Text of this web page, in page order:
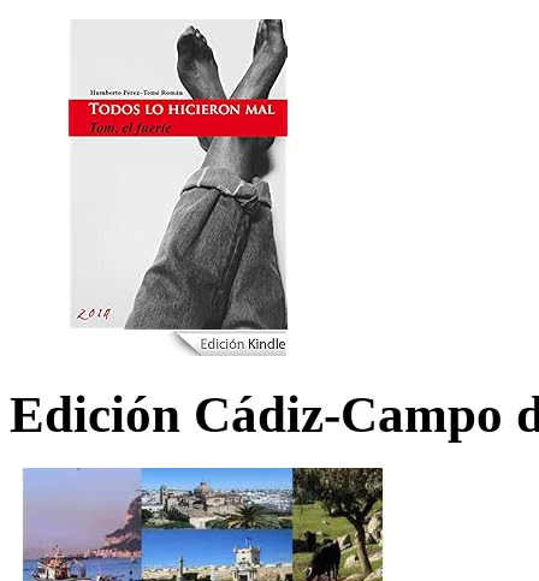
Edición Cádiz-Campo